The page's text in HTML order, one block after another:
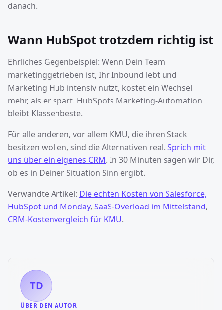
danach.
Wann HubSpot trotzdem richtig ist
Ehrliches Gegenbeispiel: Wenn Dein Team
marketinggetrieben ist, Ihr Inbound lebt und
Marketing Hub intensiv nutzt, kostet ein Wechsel
mehr, als er spart. HubSpots Marketing-Automation
bleibt Klassenbeste.
Für alle anderen, vor allem KMU, die ihren Stack
besitzen wollen, sind die Alternativen real. Sprich mit
uns über ein eigenes CRM. In 30 Minuten sagen wir Dir,
ob es in Deiner Situation Sinn ergibt.
Verwandte Artikel: Die echten Kosten von Salesforce,
HubSpot und Monday, SaaS-Overload im Mittelstand,
CRM-Kostenvergleich für KMU.
TD
ÜBER DEN AUTOR